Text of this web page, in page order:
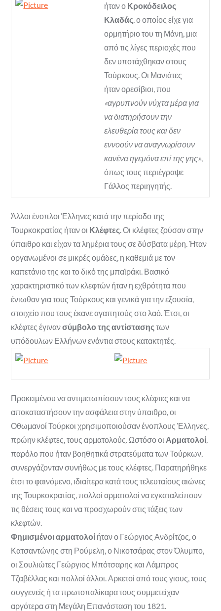
ήταν ο Κροκόδειλος
Κλαδάς, ο οποίος είχε για
ορμητήριο του τη Μάνη, μια
από τις λίγες περιοχές που
δεν υποτάχθηκαν στους
Τούρκους. Οι Μανιάτες
ήταν ορεσίβιοι, που
«αγρυπνούν νύχτα μέρα για
να διατηρήσουν την
ελευθερία τους και δεν
εννοούν να αναγνωρίσουν
κανένα ηγεμόνα επί της γης»,
όπως τους περιέγραψε
Γάλλος περιηγητής.
Άλλοι ένοπλοι Έλληνες κατά την περίοδο της
Τουρκοκρατίας ήταν οι Κλέφτες. Οι κλέφτες ζούσαν στην
ύπαιθρο και είχαν τα λημέρια τους σε δύσβατα μέρη. Ήταν
οργανωμένοι σε μικρές ομάδες, η καθεμιά με τον
καπετάνιο της και το δικό της μπαϊράκι. Βασικό
χαρακτηριστικό των κλεφτών ήταν η εχθρότητα που
ένιωθαν για τους Τούρκους και γενικά για την εξουσία,
στοιχείο που τους έκανε αγαπητούς στο λαό. Έτσι, οι
κλέφτες έγινανσύμβολο της αντίστασης των
υπόδουλων Ελλήνων ενάντια στους κατακτητές.
Προκειμένου να αντιμετωπίσουν τους κλέφτες και να
αποκαταστήσουν την ασφάλεια στην ύπαιθρο, οι
Οθωμανοί Τούρκοι χρησιμοποιούσαν ένοπλους Έλληνες,
πρώην κλέφτες, τους αρματολούς. Ωστόσο οι Αρματολοί,
παρόλο που ήταν βοηθητικά στρατεύματα των Τούρκων,
συνεργάζονταν συνήθως με τους κλέφτες. Παρατηρήθηκε
έτσι το φαινόμενο, ιδιαίτερα κατά τους τελευταίους αιώνες
της Τουρκοκρατίας, πολλοί αρματολοί να εγκαταλείπουν
τις θέσεις τους και να προσχωρούν στις τάξεις των
κλεφτών.
Φημισμένοι αρματολοί ήταν ο Γεώργιος Ανδρίτζος, ο
Κατσαντώνης στη Ρούμελη, ο Νικοτσάρας στον Όλυμπο,
οι Σουλιώτες Γεώργιος Μπότσαρης και Λάμπρος
Τζαβέλλας και πολλοί άλλοι. Αρκετοί από τους γιους, τους
συγγενείς ή τα πρωτοπαλίκαρα τους συμμετείχαν
αργότερα στη Μεγάλη Επανάσταση του 1821.